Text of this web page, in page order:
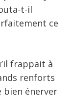
t-il
ce
frappait à
renforts
bien énerver